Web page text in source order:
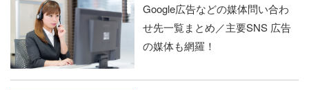
Google広告などの媒体問い合わ
せ先一覧まとめ／主要SNS 広告
の媒体も網羅！